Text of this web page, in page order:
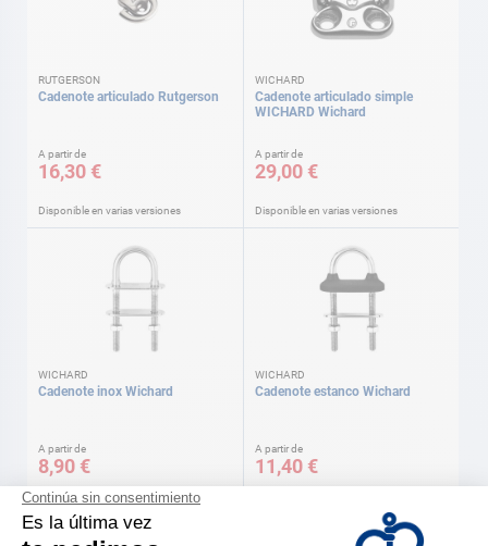
RUTGERSON
Cadenote articulado Rutgerson
A partir de
16,30 €
Disponible en varias versiones
WICHARD
Cadenote articulado simple
WICHARD Wichard
A partir de
29,00 €
Disponible en varias versiones
WICHARD
Cadenote inox Wichard
A partir de
8,90 €
Disponible en varias versiones
WICHARD
Cadenote estanco Wichard
A partir de
11,40 €